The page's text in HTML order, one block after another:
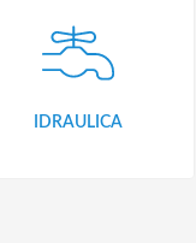
IDRAULICA